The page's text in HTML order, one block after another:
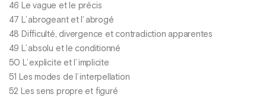
46 Le vague et le précis
47 L’ abrogeant et l’ abrogé
48 Difficulté, divergence et contradiction apparentes
49 L’ absolu et le conditionné
50 L’ explicite et l’ implicite
51 Les modes de l’ interpellation
52 Les sens propre et figuré